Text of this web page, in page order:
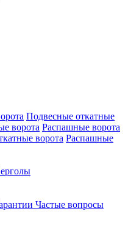
Подвесные откатные
ворота Распашные ворота
ворота Распашные
Частые вопросы